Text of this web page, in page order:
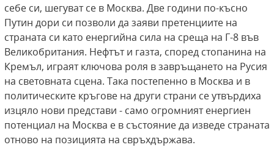
себе си, шегуват се в Москва. Две години по-късно
Путин дори си позволи да заяви претенциите на
страната си като енергийна сила на среща на Г-8 във
Великобритания. Нефтът и газта, според стопанина на
Кремъл, играят ключова роля в завръщането на Русия
на световната сцена. Така постепенно в Москва и в
политическите кръгове на други страни се утвърдиха
изцяло нови представи - само огромният енергиен
потенциал на Москва е в състояние да изведе страната
отново на позицията на свръхдържава.